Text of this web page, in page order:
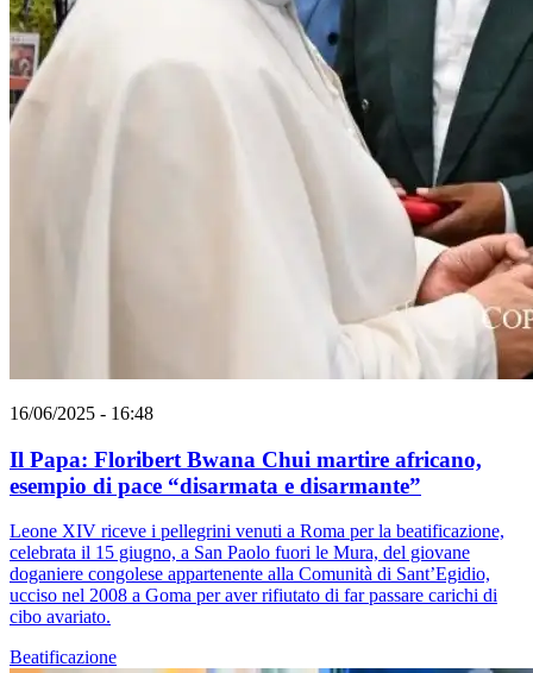
16/06/2025 - 16:48
Il Papa: Floribert Bwana Chui martire africano,
esempio di pace “disarmata e disarmante”
Leone XIV riceve i pellegrini venuti a Roma per la beatificazione,
celebrata il 15 giugno, a San Paolo fuori le Mura, del giovane
doganiere congolese appartenente alla Comunità di Sant’Egidio,
ucciso nel 2008 a Goma per aver rifiutato di far passare carichi di
cibo avariato.
Beatificazione